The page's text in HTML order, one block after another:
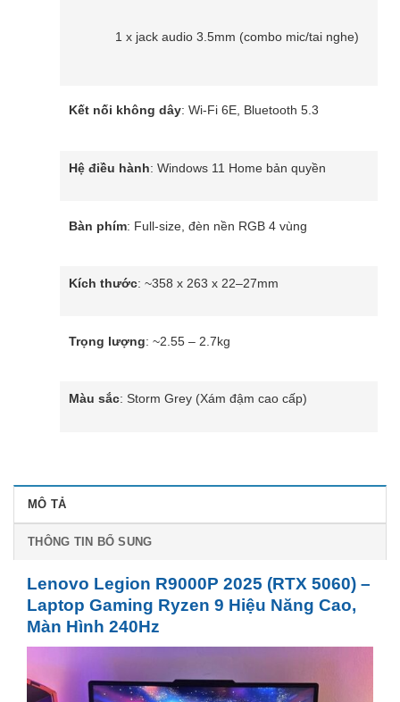
MÔ TẢ
THÔNG TIN BỔ SUNG
Lenovo Legion R9000P 2025 (RTX 5060) –
Laptop Gaming Ryzen 9 Hiệu Năng Cao,
Màn Hình 240Hz
1 x jack audio 3.5mm (combo mic/tai nghe)
Kết nối không dây: Wi-Fi 6E, Bluetooth 5.3
Hệ điều hành: Windows 11 Home bản quyền
Bàn phím: Full-size, đèn nền RGB 4 vùng
Kích thước: ~358 x 263 x 22–27mm
Trọng lượng: ~2.55 – 2.7kg
Màu sắc: Storm Grey (Xám đậm cao cấp)